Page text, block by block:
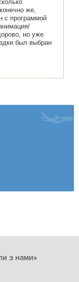
з нами»